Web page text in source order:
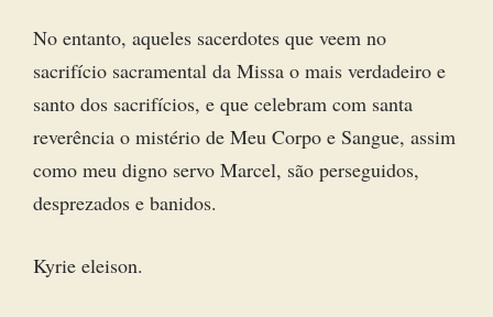
No entanto, aqueles sacerdotes que veem no
sacrifício sacramental da Missa o mais verdadeiro e
santo dos sacrifícios, e que celebram com santa
reverência o mistério de Meu Corpo e Sangue, assim
como meu digno servo Marcel, são perseguidos,
desprezados e banidos.
Kyrie eleison.